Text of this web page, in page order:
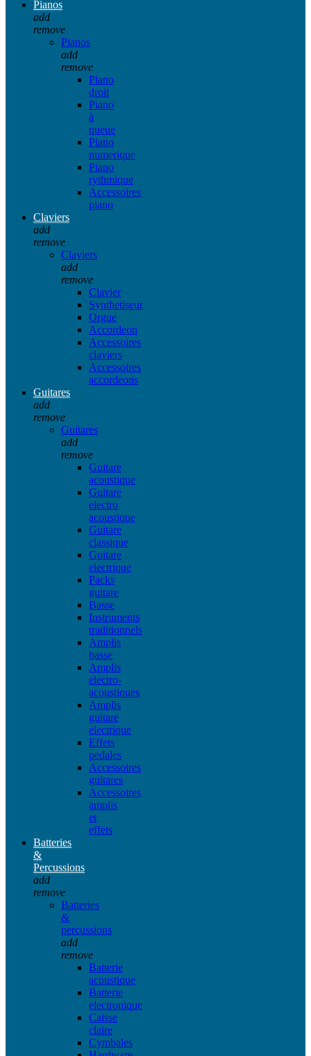
Pianos
add
remove
Pianos
add
remove
Piano
droit
Piano
à
queue
Piano
numerique
Piano
rythmique
Accessoires
piano
Claviers
add
remove
Claviers
add
remove
Clavier
Synthetiseur
Orgue
Accordeon
Accessoires
claviers
Accessoires
accordeons
Guitares
add
remove
Guitares
add
remove
Guitare
acoustique
Guitare
electro
acoustique
Guitare
classique
Guitare
electrique
Packs
guitare
Basse
Instruments
traditionnels
Amplis
basse
Amplis
electro-
acoustiques
Amplis
guitare
electrique
Effets
pedales
Accessoires
guitares
Accessoires
amplis
et
effets
Batteries
&
Percussions
add
remove
Batteries
&
percussions
add
remove
Batterie
acoustique
Batterie
electronique
Caisse
claire
Cymbales